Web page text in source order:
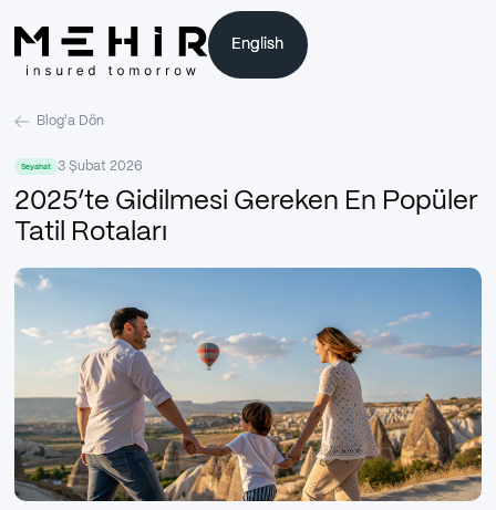
English
English
Blog'a Dön
Seyahat 3 Şubat 2026
2025’te Gidilmesi Gereken En Popüler
Tatil Rotaları